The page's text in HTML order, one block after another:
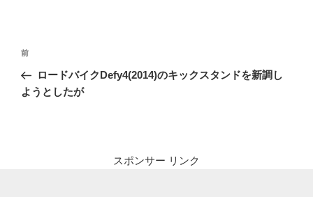
投
ナ
前
の
投
前
ロードバイクDefy4(2014)のキックスタンドを新調し
ようとしたが
スポンサー リンク